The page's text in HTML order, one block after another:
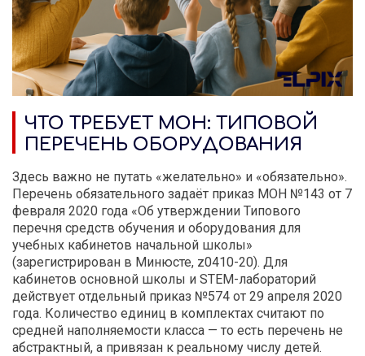
ЧТО ТРЕБУЕТ МОН: ТИПОВОЙ
ПЕРЕЧЕНЬ ОБОРУДОВАНИЯ
Здесь важно не путать «желательно» и «обязательно».
Перечень обязательного задаёт приказ МОН №143 от 7
февраля 2020 года «Об утверждении Типового
перечня средств обучения и оборудования для
учебных кабинетов начальной школы»
(зарегистрирован в Минюсте, z0410-20). Для
кабинетов основной школы и STEM-лабораторий
действует отдельный приказ №574 от 29 апреля 2020
года. Количество единиц в комплектах считают по
средней наполняемости класса — то есть перечень не
абстрактный, а привязан к реальному числу детей.